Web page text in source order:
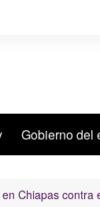
Gobierno del
Chiapas contra